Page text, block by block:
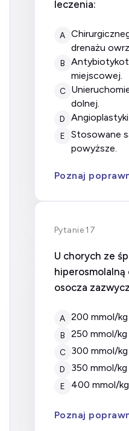
leczenia:
A
chirurgicznego czyszczenia i
drenażu
B
antybiotykoterapii ogólnej i
miejscowej.
C
unieruchomienia kończyny
dolnej.
D angioplastyki.
E
stosowane są wszystkie
powyższe.
Poznaj
Pytanie 17
U chorych ze
hiperosmolalną
osocza
A 200 mmol/
B 250 mmol/
C 300 mmol/
D 350 mmol/
E 400 mmol/
Poznaj